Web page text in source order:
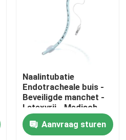
Naalintubatie
Endotracheale buis -
Beveiligde manchet -
Latexvrij - Medisch
PVC - Duidelijke
markeringen
Aanvraag sturen